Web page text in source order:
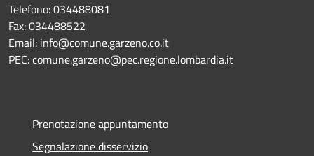
Telefono: 034488081
Fax: 034488522
Email: info@comune.garzeno.co.it
PEC: comune.garzeno@pec.regione.lombardia.it
Prenotazione appuntamento
Segnalazione disservizio